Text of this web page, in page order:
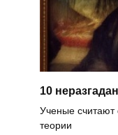
10
Ученые считают
теории